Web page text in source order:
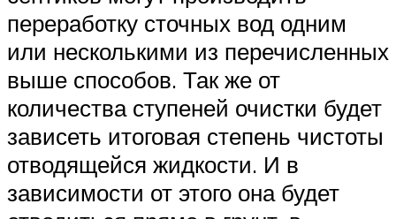
переработку сточных вод одним
или несколькими из перечисленных
выше способов. Так же от
количества ступеней очистки будет
зависеть итоговая степень чистоты
отводящейся жидкости. И в
зависимости от этого она будет